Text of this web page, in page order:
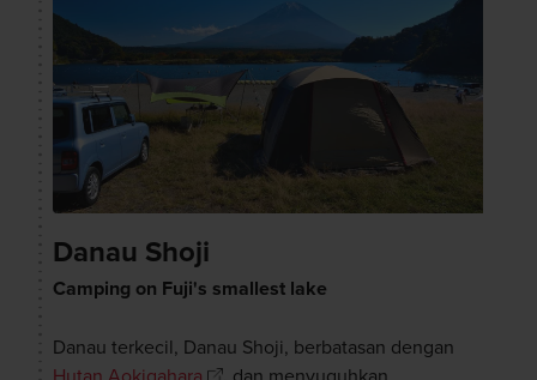
Danau Shoji
Camping on Fuji's smallest lake
Danau terkecil, Danau Shoji, berbatasan dengan